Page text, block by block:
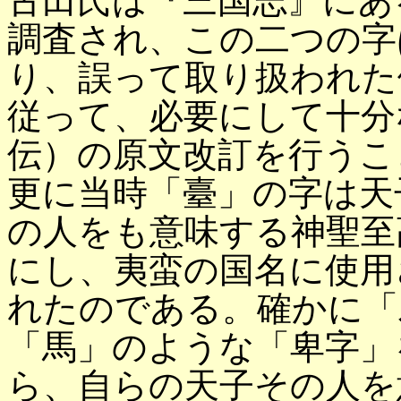
調査され、この二つの
り、誤って取り扱われ
従って、必要にして十
伝）の原文改訂を行う
更に当時「臺」の字は
の人をも意味する神聖
にし、夷蛮の国名に使
れたのである。確かに
「馬」のような「卑字
ら、自らの天子その人